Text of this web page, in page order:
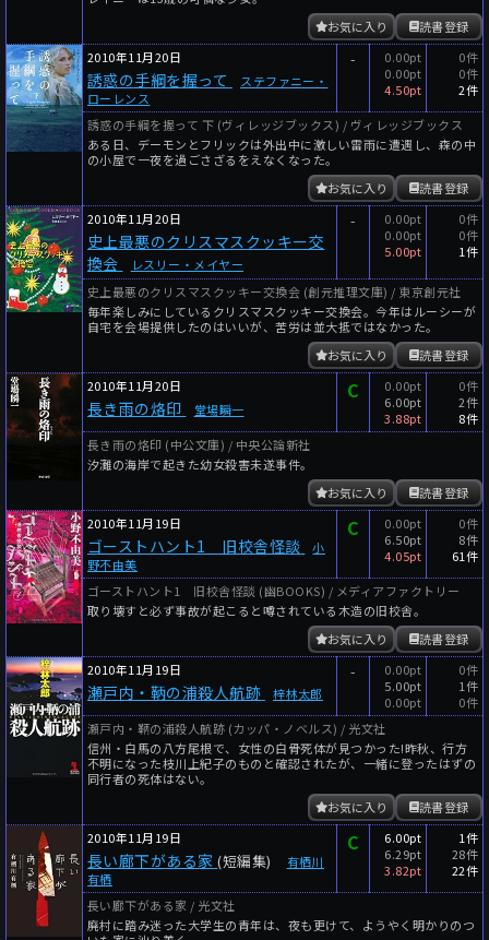
読書登録
お気に入り
2010年11月20日
誘惑の手綱を握って
ステファニー・
ローレンス
-
0.00pt
0.00pt
4.50pt
0件
0件
2件
誘惑の手綱を握って 下 (ヴィレッジブックス) / ヴィレッジブックス
ある日、デーモンとフリックは外出中に激しい雷雨に遭遇し、森の中
の小屋で一夜を過ごさざるをえなくなった。
読書登録
お気に入り
2010年11月20日
史上最悪のクリスマスクッキー交
換会
レスリー・メイヤー
-
0.00pt
0.00pt
5.00pt
0件
0件
1件
史上最悪のクリスマスクッキー交換会 (創元推理文庫) / 東京創元社
毎年楽しみにしているクリスマスクッキー交換会。今年はルーシーが
自宅を会場提供したのはいいが、苦労は並大抵ではなかった。
読書登録
お気に入り
2010年11月20日
長き雨の烙印 堂場瞬一
C
0.00pt
6.00pt
3.88pt
0件
2件
8件
長き雨の烙印 (中公文庫) / 中央公論新社
汐灘の海岸で起きた幼女殺害未遂事件。
読書登録
お気に入り
2010年11月19日
ゴーストハント1 旧校舎怪談
小
野不由美
C
0.00pt
6.50pt
4.05pt
0件
8件
61件
ゴーストハント1 旧校舎怪談 (幽BOOKS) / メディアファクトリー
取り壊すと必ず事故が起こると噂されている木造の旧校舎。
読書登録
お気に入り
2010年11月19日
瀬戸内・鞆の浦殺人航跡 梓林太郎
-
0.00pt
5.00pt
0.00pt
0件
1件
0件
瀬戸内・鞆の浦殺人航跡 (カッパ・ノベルス) / 光文社
信州・白馬の八方尾根で、女性の白骨死体が見つかった!昨秋、行方
不明になった枝川上紀子のものと確認されたが、一緒に登ったはずの
同行者の死体はない。
読書登録
お気に入り
2010年11月19日
長い廊下がある家 (短編集)
有栖川
有栖
C
6.00pt
6.29pt
3.82pt
1件
28件
22件
長い廊下がある家 / 光文社
廃村に踏み迷った大学生の青年は、夜も更けて、ようやく明かりのつ